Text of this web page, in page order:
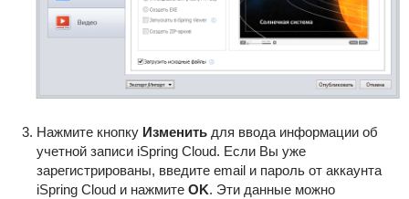
Нажмите кнопку Изменитьдля ввода информации об
учетной записи iSpring Cloud. Если Вы уже
зарегистрированы, введите email и пароль от аккаунта
iSpring Cloud и нажмите OK. Эти данные можно